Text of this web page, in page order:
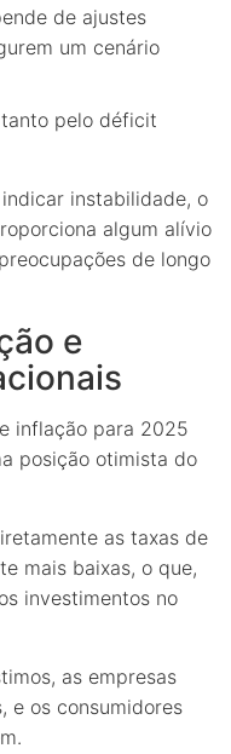
de ajustes
um cenário
pelo déficit
instabilidade, o
algum alívio
de longo
e
inflação para 2025
posição otimista do
as taxas de
mais baixas, o que,
investimentos no
as empresas
e os consumidores